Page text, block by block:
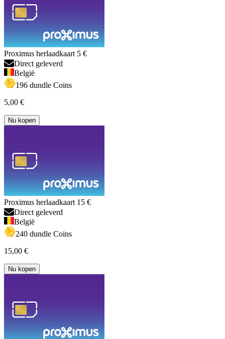
Proximus herlaadkaart 5 €
Direct geleverd
België
196 dundle Coins
5,00 €
Nu kopen
Proximus herlaadkaart 15 €
Direct geleverd
België
240 dundle Coins
15,00 €
Nu kopen